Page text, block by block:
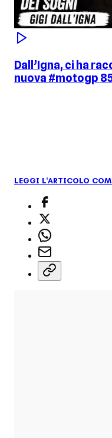
Dall’Igna, ci ha
nuova #motogp
LEGGI L'ARTICOLO